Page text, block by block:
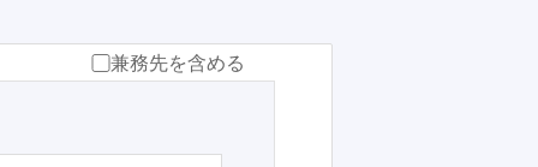
兼務先を含める